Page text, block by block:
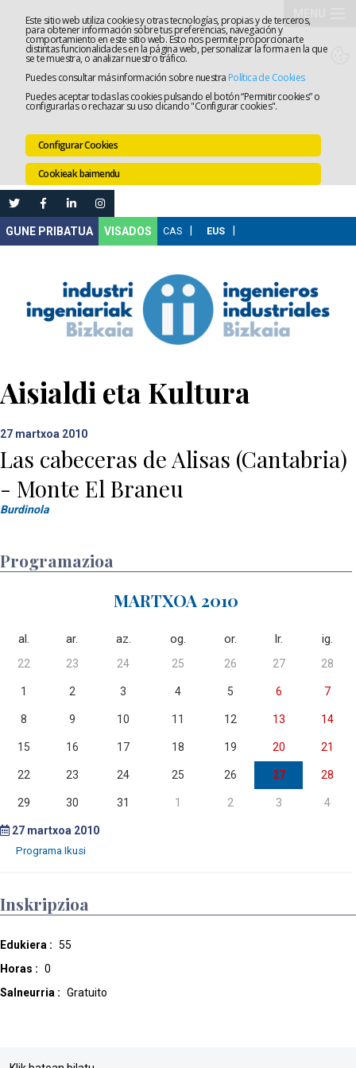
Este sitio web utiliza cookies y otras tecnologías, propias y de terceros,
para obtener información sobre tus preferencias, navegación y
comportamiento en este sitio web. Esto nos permite proporcionarte
distintas funcionalidades en la página web, personalizar la forma en la que
se te muestra, o analizar nuestro tráfico.
Puedes consultar más información sobre nuestra Política de Cookies
Puedes aceptar todas las cookies pulsando el botón “Permitir cookies” o
configurarlas o rechazar su uso clicando "Configurar cookies".
Configurar Cookies
Cookieak baimendu
VISADOS
Aisialdi eta Kultura
27 martxoa 2010
Las cabeceras de Alisas (Cantabria)
- Monte El Braneu
Burdinola
Programazioa
MARTXOA 2010
al. ar. az. og. or. lr. ig.
22 23 24 25 26 27 28
1 2 3 4 5 6 7
8 9 10 11 12 13 14
15 16 17 18 19 20 21
22 23 24 25 26 27 28
29 30 31 1 2 3 4
27 martxoa 2010
Inskripzioa
Edukiera : 55
Horas : 0
Salneurria : Gratuito
Elkargoa
Lanaren
Leihatila